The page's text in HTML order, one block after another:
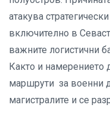
атакува
включително в
важните логистични
Както и намерението
маршрути за военни
магистралите и се